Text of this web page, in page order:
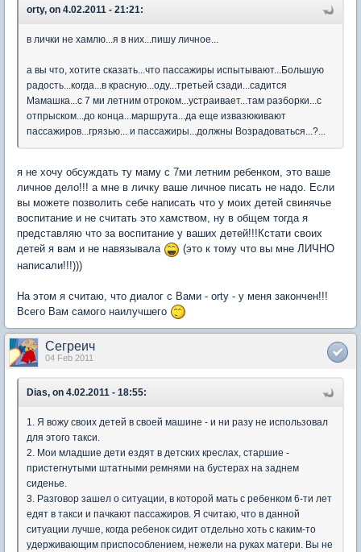
orty, on 4.02.2011 - 21:21:
в лички не хамлю...я в них...пишу личное...
а вы что, хотите сказать...что пассажиры испытывают...Большую
радость...когда...в красную...оду...третьей сзади...садится
Мамашка...с 7 ми летним отроком...устраивает...там разборки...с
отпрыском...до конца...маршрута...да еще извазюкивают
пассажиров...грязью... и пассажиры...должны Возрадоваться...?...
я не хочу обсуждать ту маму с 7ми летним ребенком, это ваше
личное дело!!! а мне в личку ваше личное писать не надо. Если
вы можете позволить себе написать что у моих детей свинячье
воспитание и не считать это хамством, ну в общем тогда я
представляю что за воспитание у ваших детей!!!Кстати своих
детей я вам и не навязывала
(это к тому что вы мне ЛИЧНО
написали!!!)))
На этом я считаю, что диалог с Вами - orty - у меня закончен!!!
Всего Вам самого наилучшего
Сегреич
04 Feb 2011
Dias, on 4.02.2011 - 18:55:
1. Я вожу своих детей в своей машине - и ни разу не использовал
для этого такси.
2. Мои младшие дети ездят в детских креслах, старшие -
пристегнутыми штатными ремнями на бустерах на заднем
сиденье.
3. Разговор зашел о ситуации, в которой мать с ребенком 6-ти лет
едят в такси и пачкают пассажиров. Я считаю, что в данной
ситуации лучше, когда ребенок сидит отдельно хоть с каким-то
удерживающим приспособлением, нежели на руках матери. Вы не